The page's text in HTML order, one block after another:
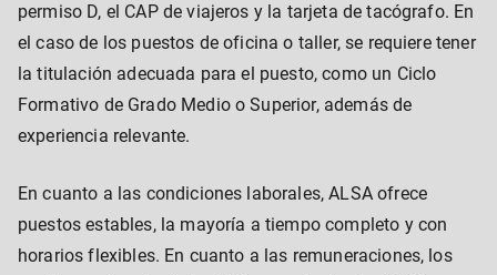
permiso D, el CAP de viajeros y la tarjeta de tacógrafo. En
el caso de los puestos de oficina o taller, se requiere tener
la titulación adecuada para el puesto, como un Ciclo
Formativo de Grado Medio o Superior, además de
experiencia relevante.
En cuanto a las condiciones laborales, ALSA ofrece
puestos estables, la mayoría a tiempo completo y con
horarios flexibles. En cuanto a las remuneraciones, los